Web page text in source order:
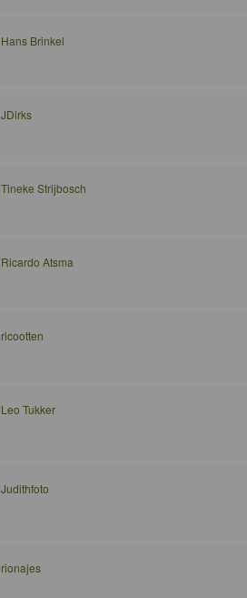
Hans Brinkel
JDirks
Tineke Strijbosch
Ricardo Atsma
ricootten
Leo Tukker
Judithfoto
rionajes